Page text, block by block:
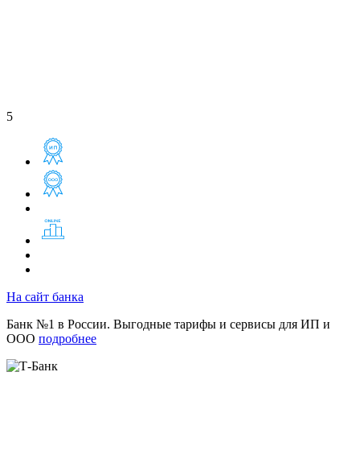
5
На сайт банка
Банк №1 в России. Выгодные тарифы и сервисы для ИП и
ООО подробнее